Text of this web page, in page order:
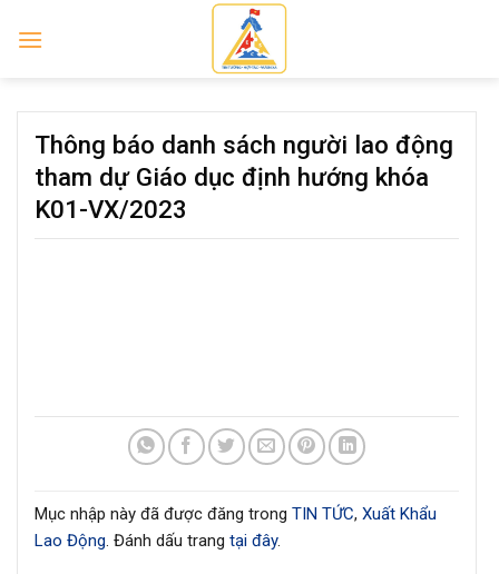
Thông báo danh sách người lao động
tham dự Giáo dục định hướng khóa
K01-VX/2023
Mục nhập này đã được đăng trong TIN TỨC, Xuất Khẩu
Lao Động. Đánh dấu trang tại đây.